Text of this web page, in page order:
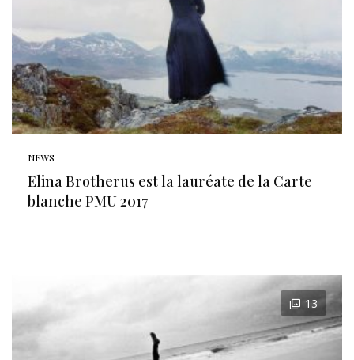
NEWS
Elina Brotherus est la lauréate de la Carte
blanche PMU 2017
13